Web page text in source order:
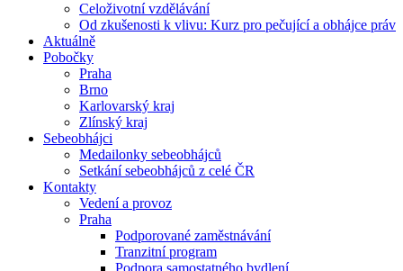
Celoživotní vzdělávání
Od zkušenosti k vlivu: Kurz pro pečující a obhájce práv
Aktuálně
Pobočky
Praha
Brno
Karlovarský kraj
Zlínský kraj
Sebeobhájci
Medailonky sebeobhájců
Setkání sebeobhájců z celé ČR
Kontakty
Vedení a provoz
Praha
Podporované zaměstnávání
Tranzitní program
Podpora samostatného bydlení